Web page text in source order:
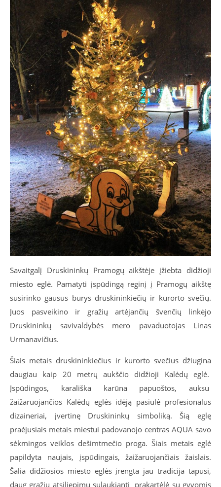
Savaitgalį Druskininkų Pramogų aikštėje įžiebta didžioji
miesto eglė. Pamatyti įspūdingą reginį į Pramogų aikštę
susirinko gausus būrys druskininkiečių ir kurorto svečių.
Juos pasveikino ir gražių artėjančių švenčių linkėjo
Druskininkų savivaldybės mero pavaduotojas Linas
Urmanavičius.
Šiais metais druskininkiečius ir kurorto svečius džiugina
daugiau kaip 20 metrų aukščio didžioji Kalėdų eglė.
Įspūdingos, karališka karūna papuoštos, auksu
žaižaruojančios Kalėdų eglės idėją pasiūlė profesionalūs
dizaineriai, įvertinę Druskininkų simboliką. Šią eglę
praėjusiais metais miestui padovanojo centras AQUA savo
sėkmingos veiklos dešimtmečio proga. Šiais metais eglė
papildyta naujais, įspūdingais, žaižaruojančiais žaislais.
Šalia didžiosios miesto eglės įrengta jau tradicija tapusi,
daug gražių atsiliepimų sulaukianti prakartėlė su gyvomis